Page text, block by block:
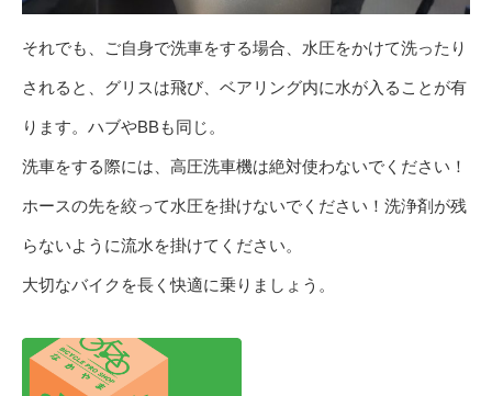
それでも、ご自身で洗車をする場合、水圧をかけて洗ったり
されると、グリスは飛び、ベアリング内に水が入ることが有
ります。ハブやBBも同じ。
洗車をする際には、高圧洗車機は絶対使わないでください！
ホースの先を絞って水圧を掛けないでください！洗浄剤が残
らないように流水を掛けてください。
大切なバイクを長く快適に乗りましょう。